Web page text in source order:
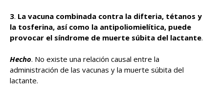
3. La vacuna combinada contra la difteria, tétanos y
la tosferina, así como la antipoliomielítica, puede
provocar el síndrome de muerte súbita del lactante.
Hecho. No existe una relación causal entre la
administración de las vacunas y la muerte súbita del
lactante.